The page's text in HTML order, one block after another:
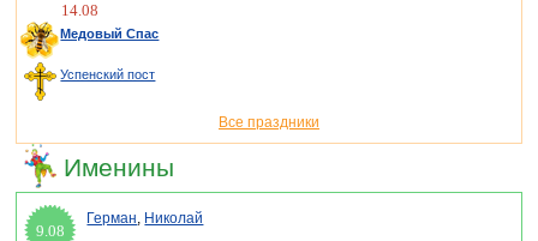
14.08
Медовый Спас
Успенский пост
Все праздники
Именины
9.08
Герман, Николай